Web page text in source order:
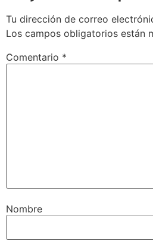
Tu dirección de correo
Los campos obligatorios están
Comentario *
Nombre